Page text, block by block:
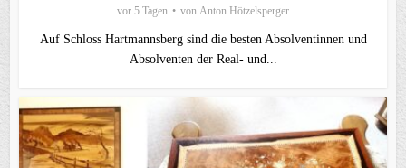
vor 5 Tagen von Anton Hötzelsperger
Auf Schloss Hartmannsberg sind die besten Absolventinnen und
Absolventen der Real- und...